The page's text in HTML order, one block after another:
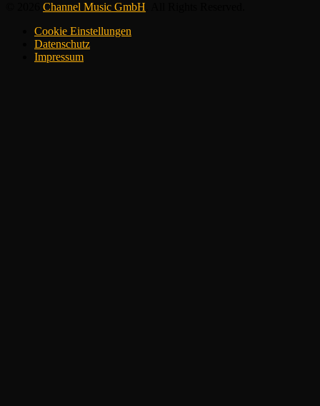
Channel Music GmbH
Cookie Einstellungen
Datenschutz
Impressum